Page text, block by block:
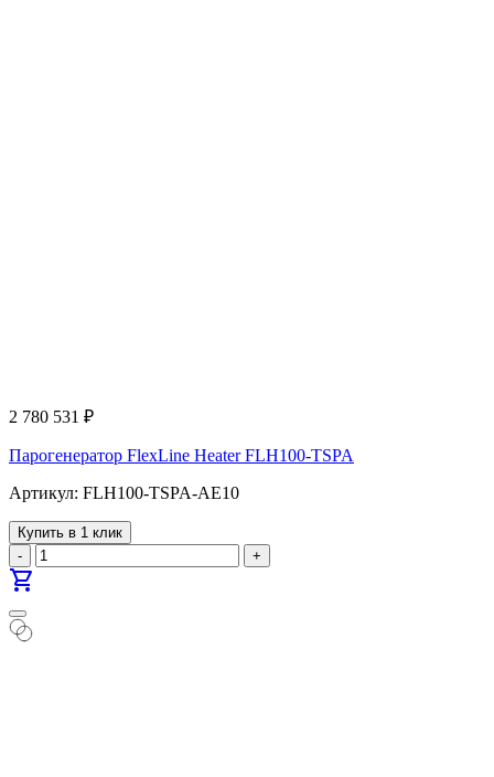
2 780 531 ₽
Парогенератор FlexLine Heater FLH100-TSPA
Артикул: FLH100-TSPA-AE10
Купить в 1 клик
-
+
shopping_cart